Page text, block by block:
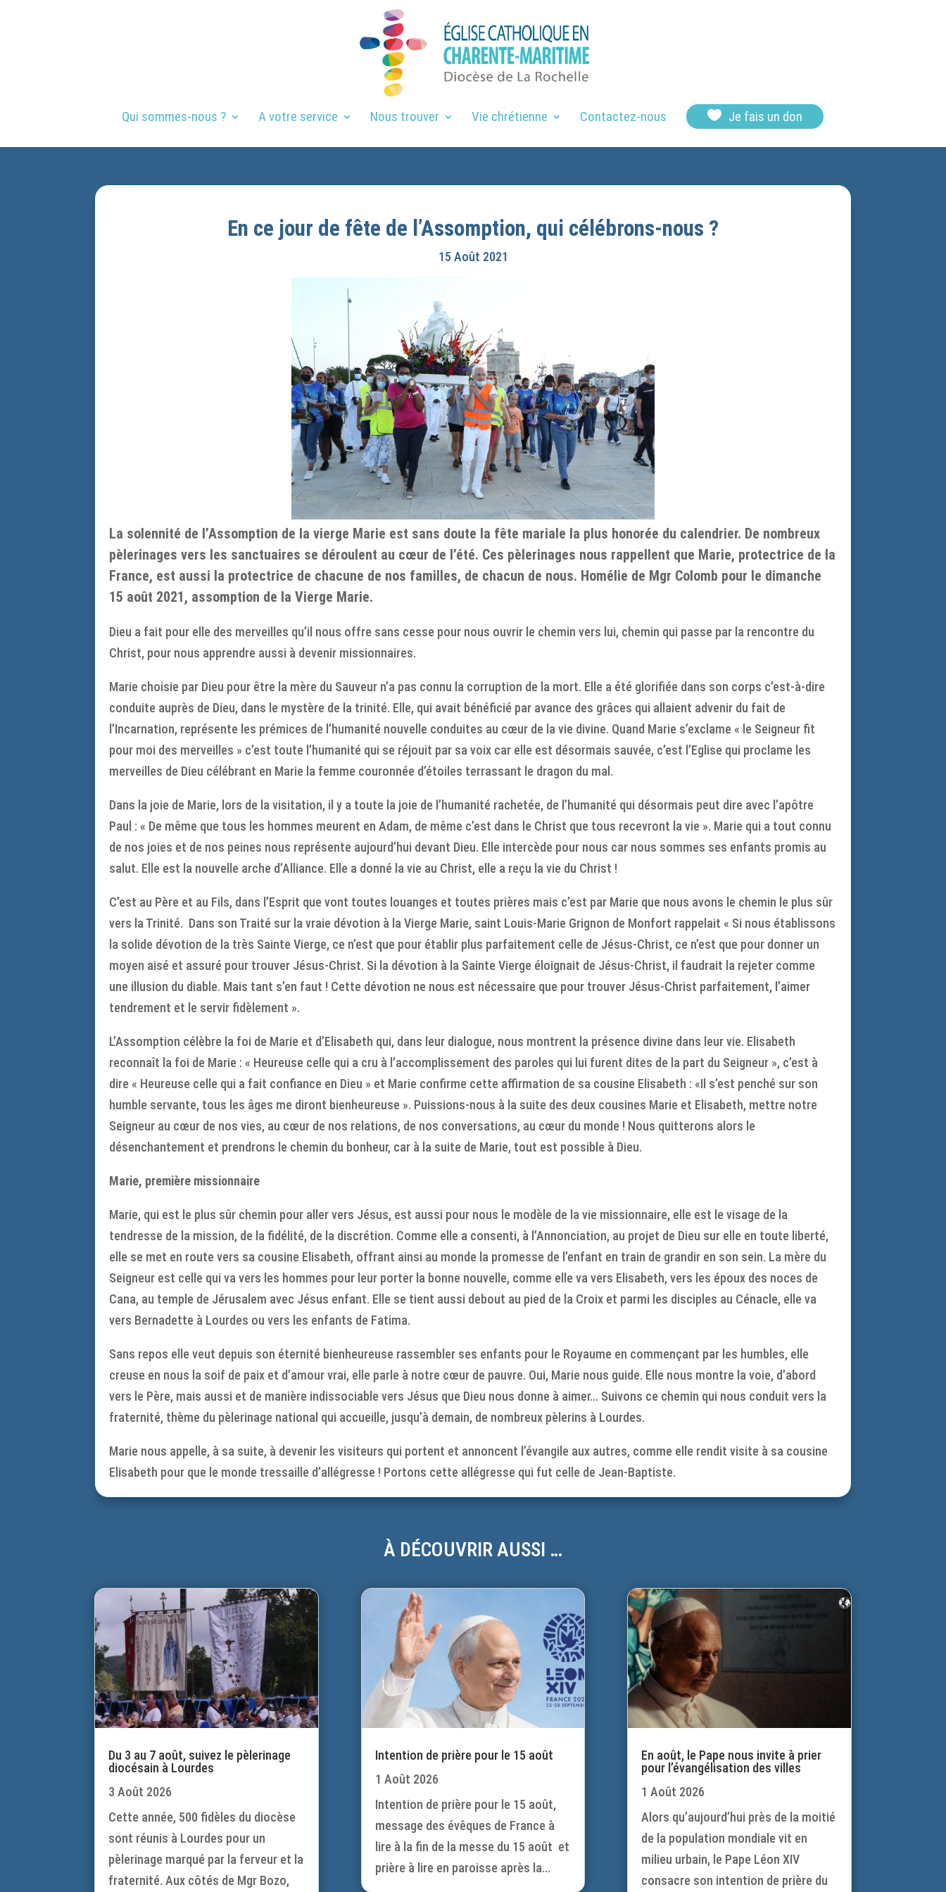
Qui sommes-nous ? A votre service Nous trouver Vie chrétienne Contactez-nous  Je fais un don
En ce jour de fête de l’Assomption, qui célébrons-nous ?
15 Août 2021
La solennité de l’Assomption de la vierge Marie est sans doute la fête mariale la plus honorée du calendrier. De nombreux
pèlerinages vers les sanctuaires se déroulent au cœur de l’été. Ces pèlerinages nous rappellent que Marie, protectrice de la
France, est aussi la protectrice de chacune de nos familles, de chacun de nous. Homélie de Mgr Colomb pour le dimanche
15 août 2021, assomption de la Vierge Marie.
Dieu a fait pour elle des merveilles qu’il nous offre sans cesse pour nous ouvrir le chemin vers lui, chemin qui passe par la rencontre du
Christ, pour nous apprendre aussi à devenir missionnaires.
Marie choisie par Dieu pour être la mère du Sauveur n’a pas connu la corruption de la mort. Elle a été glorifiée dans son corps c’est-à-dire
conduite auprès de Dieu, dans le mystère de la trinité. Elle, qui avait bénéficié par avance des grâces qui allaient advenir du fait de
l’Incarnation, représente les prémices de l’humanité nouvelle conduites au cœur de la vie divine. Quand Marie s’exclame « le Seigneur fit
pour moi des merveilles » c’est toute l’humanité qui se réjouit par sa voix car elle est désormais sauvée, c’est l’Eglise qui proclame les
merveilles de Dieu célébrant en Marie la femme couronnée d’étoiles terrassant le dragon du mal.
Dans la joie de Marie, lors de la visitation, il y a toute la joie de l’humanité rachetée, de l’humanité qui désormais peut dire avec l’apôtre
Paul : « De même que tous les hommes meurent en Adam, de même c’est dans le Christ que tous recevront la vie ». Marie qui a tout connu
de nos joies et de nos peines nous représente aujourd’hui devant Dieu. Elle intercède pour nous car nous sommes ses enfants promis au
salut. Elle est la nouvelle arche d’Alliance. Elle a donné la vie au Christ, elle a reçu la vie du Christ !
C’est au Père et au Fils, dans l’Esprit que vont toutes louanges et toutes prières mais c’est par Marie que nous avons le chemin le plus sûr
vers la Trinité. Dans son Traité sur la vraie dévotion à la Vierge Marie, saint Louis-Marie Grignon de Monfort rappelait « Si nous établissons
la solide dévotion de la très Sainte Vierge, ce n’est que pour établir plus parfaitement celle de Jésus-Christ, ce n’est que pour donner un
moyen aisé et assuré pour trouver Jésus-Christ. Si la dévotion à la Sainte Vierge éloignait de Jésus-Christ, il faudrait la rejeter comme
une illusion du diable. Mais tant s’en faut ! Cette dévotion ne nous est nécessaire que pour trouver Jésus-Christ parfaitement, l’aimer
tendrement et le servir fidèlement ».
L’Assomption célèbre la foi de Marie et d’Elisabeth qui, dans leur dialogue, nous montrent la présence divine dans leur vie. Elisabeth
reconnaît la foi de Marie : « Heureuse celle qui a cru à l’accomplissement des paroles qui lui furent dites de la part du Seigneur », c’est à
dire « Heureuse celle qui a fait confiance en Dieu » et Marie confirme cette affirmation de sa cousine Elisabeth : «Il s’est penché sur son
humble servante, tous les âges me diront bienheureuse ». Puissions-nous à la suite des deux cousines Marie et Elisabeth, mettre notre
Seigneur au cœur de nos vies, au cœur de nos relations, de nos conversations, au cœur du monde ! Nous quitterons alors le
désenchantement et prendrons le chemin du bonheur, car à la suite de Marie, tout est possible à Dieu.
Marie, première missionnaire
Marie, qui est le plus sûr chemin pour aller vers Jésus, est aussi pour nous le modèle de la vie missionnaire, elle est le visage de la
tendresse de la mission, de la fidélité, de la discrétion. Comme elle a consenti, à l’Annonciation, au projet de Dieu sur elle en toute liberté,
elle se met en route vers sa cousine Elisabeth, offrant ainsi au monde la promesse de l’enfant en train de grandir en son sein. La mère du
Seigneur est celle qui va vers les hommes pour leur porter la bonne nouvelle, comme elle va vers Elisabeth, vers les époux des noces de
Cana, au temple de Jérusalem avec Jésus enfant. Elle se tient aussi debout au pied de la Croix et parmi les disciples au Cénacle, elle va
vers Bernadette à Lourdes ou vers les enfants de Fatima.
Sans repos elle veut depuis son éternité bienheureuse rassembler ses enfants pour le Royaume en commençant par les humbles, elle
creuse en nous la soif de paix et d’amour vrai, elle parle à notre cœur de pauvre. Oui, Marie nous guide. Elle nous montre la voie, d’abord
vers le Père, mais aussi et de manière indissociable vers Jésus que Dieu nous donne à aimer… Suivons ce chemin qui nous conduit vers la
fraternité, thème du pèlerinage national qui accueille, jusqu’à demain, de nombreux pèlerins à Lourdes.
Marie nous appelle, à sa suite, à devenir les visiteurs qui portent et annoncent l’évangile aux autres, comme elle rendit visite à sa cousine
Elisabeth pour que le monde tressaille d’allégresse ! Portons cette allégresse qui fut celle de Jean-Baptiste.
À DÉCOUVRIR AUSSI …
Du 3 au 7 août, suivez le pèlerinage
diocésain à Lourdes
3 Août 2026
Cette année, 500 fidèles du diocèse
sont réunis à Lourdes pour un
pèlerinage marqué par la ferveur et la
fraternité. Aux côtés de Mgr Bozo,
Intention de prière pour le 15 août
1 Août 2026
Intention de prière pour le 15 août,
message des évêques de France à
lire à la fin de la messe du 15 août et
prière à lire en paroisse après la...
En août, le Pape nous invite à prier
pour l’évangélisation des villes
1 Août 2026
Alors qu’aujourd’hui près de la moitié
de la population mondiale vit en
milieu urbain, le Pape Léon XIV
consacre son intention de prière du